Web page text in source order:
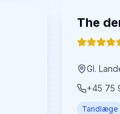
The
Gl.
+45 75
Tandlæge